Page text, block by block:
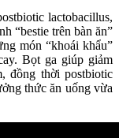
lactobacillus,
“bestie trên bàn ăn”
món “khoái khẩu”
Bọt ga giúp giảm
đồng thời postbiotic
thức ăn uống vừa